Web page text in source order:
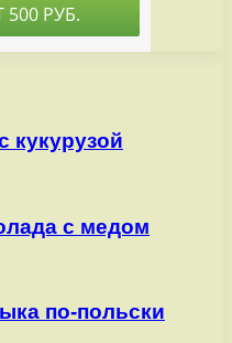
кукурузой
с медом
по-польски